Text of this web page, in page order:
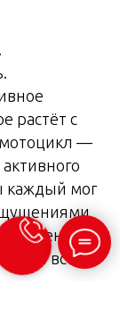
растёт с
—
каждый мог
движения!
для всех!